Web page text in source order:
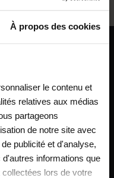
À propos des cookies
le contenu et
relatives aux médias
partageons
de notre site avec
publicité et d'analyse,
informations que
lors de votre
à nos